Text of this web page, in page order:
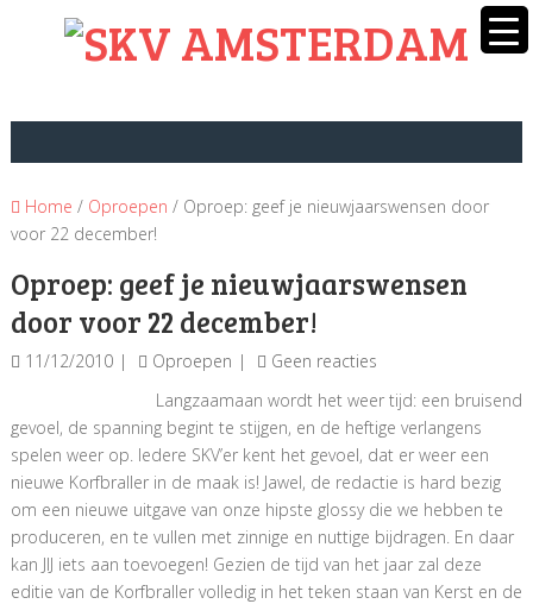
Home / Oproepen / Oproep: geef je nieuwjaarswensen door
voor 22 december!
Oproep: geef je nieuwjaarswensen
door voor 22 december!
11/12/2010 Oproepen
Geen reacties
Langzaamaan wordt het weer tijd: een bruisend
gevoel, de spanning begint te stijgen, en de heftige verlangens
spelen weer op. Iedere SKV’er kent het gevoel, dat er weer een
nieuwe Korfbraller in de maak is! Jawel, de redactie is hard bezig
om een nieuwe uitgave van onze hipste glossy die we hebben te
produceren, en te vullen met zinnige en nuttige bijdragen. En daar
kan JIJ iets aan toevoegen! Gezien de tijd van het jaar zal deze
editie van de Korfbraller volledig in het teken staan van Kerst en de